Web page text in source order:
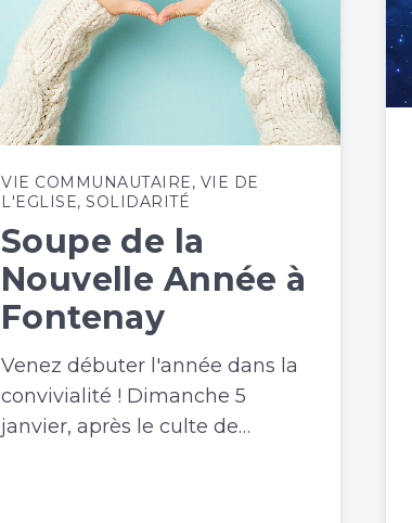
VIE COMMUNAUTAIRE, VIE DE
L'EGLISE, SOLIDARITÉ
Soupe de la
Nouvelle Année à
Fontenay
Venez débuter l'année dans la
convivialité ! Dimanche 5
janvier, après le culte de…